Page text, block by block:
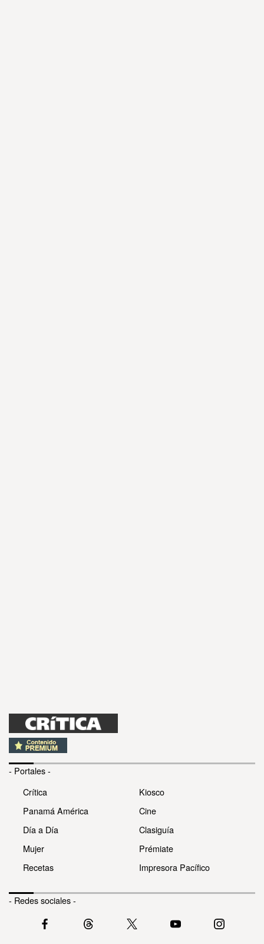
- Portales -
Crítica
Panamá América
Día a Día
Mujer
Recetas
Kiosco
Cine
Clasiguía
Prémiate
Impresora Pacífico
- Redes sociales -